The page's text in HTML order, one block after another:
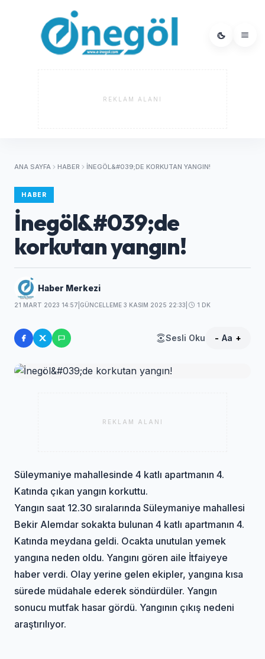
REKLAM ALANI
ANA SAYFA HABER İNEGÖL&#039;DE KORKUTAN YANGIN!
HABER
İnegöl&#039;de
korkutan yangın!
Haber Merkezi
21 MART 2023 14:57 GÜNCELLEME 3 KASIM 2025 22:33 1 DK
Sesli Oku - Aa +
REKLAM ALANI
Süleymaniye mahallesinde 4 katlı apartmanın 4.
Katında çıkan yangın korkuttu.
Yangın saat 12.30 sıralarında Süleymaniye mahallesi
Bekir Alemdar sokakta bulunan 4 katlı apartmanın 4.
Katında meydana geldi. Ocakta unutulan yemek
yangına neden oldu. Yangını gören aile İtfaiyeye
haber verdi. Olay yerine gelen ekipler, yangına kısa
sürede müdahale ederek söndürdüler. Yangın
sonucu mutfak hasar gördü. Yangının çıkış nedeni
araştırılıyor.